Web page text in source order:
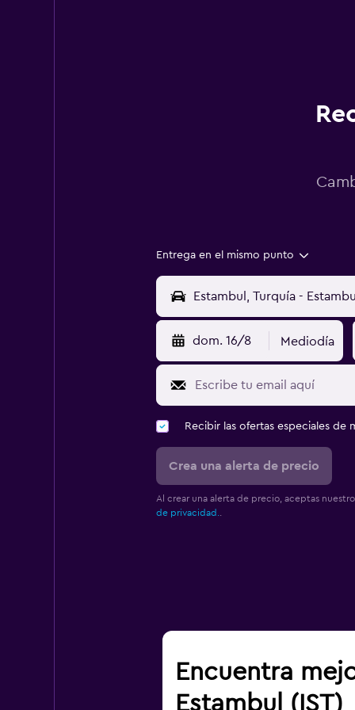
Entrega en el mismo punto
dom. 16/8 Mediodía
Recibir las ofertas especiales de
Crea una alerta de precio
Al crear una alerta de precio, aceptas
de privacidad.
Encuentra
Estambul (IST)